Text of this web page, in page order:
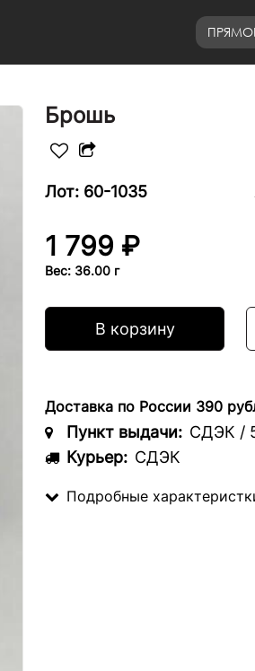
Брошь
Лот: 60-1035
1 799 ₽
Вес: 36.00 г
В корзину
Доставка по России 390
Пункт выдачи: СДЭК /
Курьер: СДЭК
Подробные